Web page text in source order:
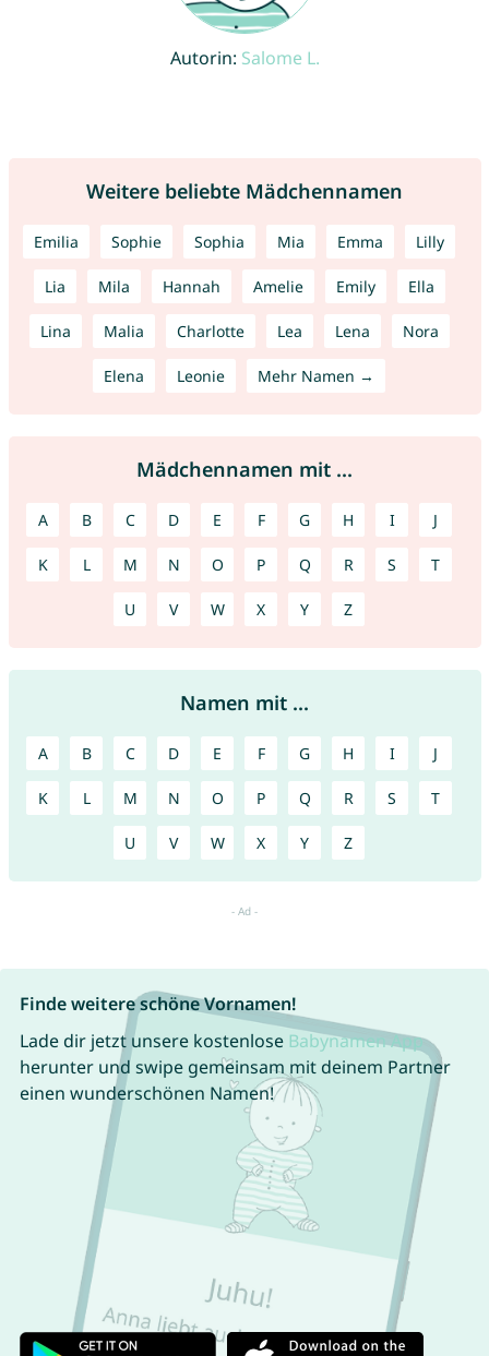
Autorin: Salome L.
Weitere beliebte Mädchennamen
Emilia Sophie Sophia Mia Emma Lilly
Lia Mila Hannah Amelie Emily Ella
Lina Malia Charlotte Lea Lena Nora
Elena Leonie Mehr Namen →
Mädchennamen mit ...
A B C D E F G H I J
K L M N O P Q R S T
U V W X Y Z
Namen mit ...
A B C D E F G H I J
K L M N O P Q R S T
U V W X Y Z
Finde weitere schöne Vornamen!
Lade dir jetzt unsere kostenlose Babynamen App
herunter und swipe gemeinsam mit deinem Partner
einen wunderschönen Namen!